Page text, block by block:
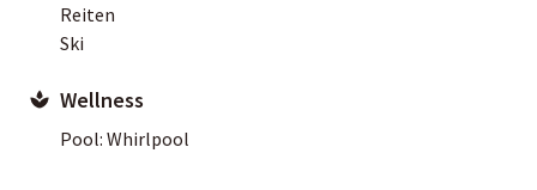
Reiten
Ski
Wellness
Pool: Whirlpool